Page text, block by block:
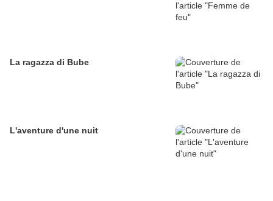
La ragazza di Bube
L'aventure d'une nuit